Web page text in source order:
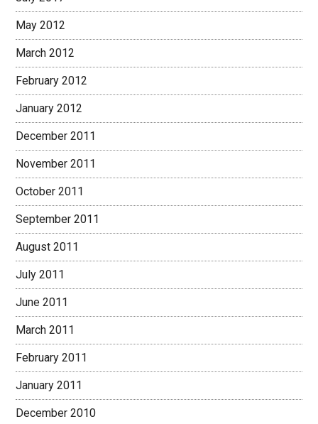
May 2012
March 2012
February 2012
January 2012
December 2011
November 2011
October 2011
September 2011
August 2011
July 2011
June 2011
March 2011
February 2011
January 2011
December 2010